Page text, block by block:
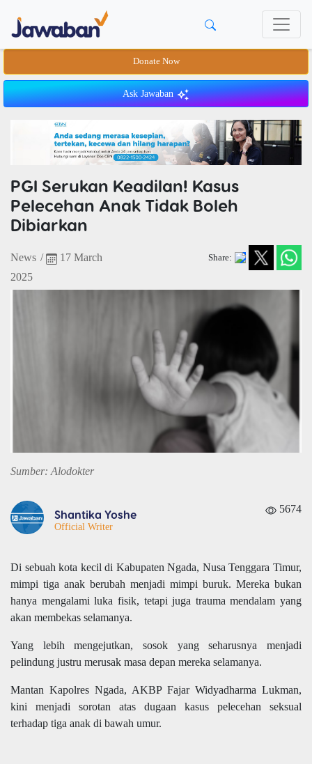
Donate Now
Ask Jawaban
PGI Serukan Keadilan! Kasus
Pelecehan Anak Tidak Boleh
Dibiarkan
News /
17 March
2025
Share:
Sumber: Alodokter
Shantika Yoshe
Official Writer
5674
Di sebuah kota kecil di Kabupaten Ngada, Nusa Tenggara Timur,
mimpi tiga anak berubah menjadi mimpi buruk. Mereka bukan
hanya mengalami luka fisik, tetapi juga trauma mendalam yang
akan membekas selamanya.
Yang lebih mengejutkan, sosok yang seharusnya menjadi
pelindung justru merusak masa depan mereka selamanya.
Mantan Kapolres Ngada, AKBP Fajar Widyadharma Lukman,
kini menjadi sorotan atas dugaan kasus pelecehan seksual
terhadap tiga anak di bawah umur.